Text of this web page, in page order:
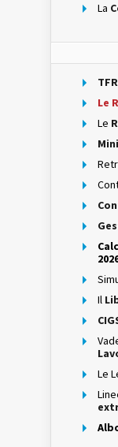
La
TFR
Le
Le
Il
Le